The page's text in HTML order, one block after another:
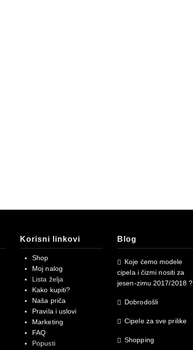
Korisni linkovi
Shop
Moj nalog
Lista želja
Kako kupiti?
Naša priča
Pravila i uslovi
Marketing
FAQ
Popusti
Blog
Koje ćemo modele
cipela i čizmi nositi za
jesen-zimu 2017/2018 ?
Dobrodošli
Cipele za sve prilike
Shopping